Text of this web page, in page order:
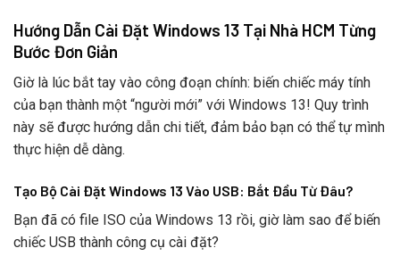
Hướng Dẫn Cài Đặt Windows 13 Tại Nhà HCM Từng
Bước Đơn Giản
Giờ là lúc bắt tay vào công đoạn chính: biến chiếc máy tính
của bạn thành một “người mới” với Windows 13! Quy trình
này sẽ được hướng dẫn chi tiết, đảm bảo bạn có thể tự mình
thực hiện dễ dàng.
Tạo Bộ Cài Đặt Windows 13 Vào USB: Bắt Đầu Từ Đâu?
Bạn đã có file ISO của Windows 13 rồi, giờ làm sao để biến
chiếc USB thành công cụ cài đặt?